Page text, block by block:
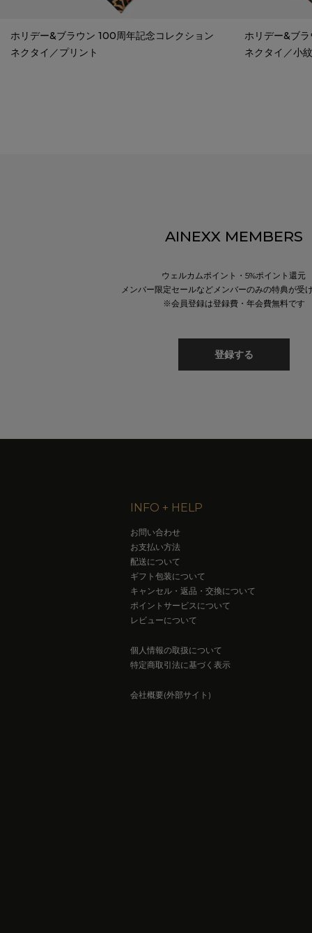
ホリデー&ブラウン 100周年記念コレクション
ネクタイ／プリント
ホリデー&ブ
ネクタイ／小紋
AINEXX MEMBERS
ウェルカムポイント・5%ポイント還元
メンバー限定セールなどメンバーのみの特典が受
※会員登録は登録費・年会費無料です
登録する
INFO + HELP
お問い合わせ
お支払い方法
配送について
ギフト包装について
キャンセル・返品・交換について
ポイントサービスについて
レビューについて
個人情報の取扱について
特定商取引法に基づく表示
会社概要(外部サイト)